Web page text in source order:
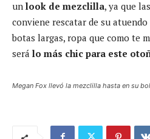
un look de mezclilla, ya que
conviene rescatar de su
botas largas, ropa que como te
será lo más chic para este
Megan Fox llevó la mezclilla hasta en su